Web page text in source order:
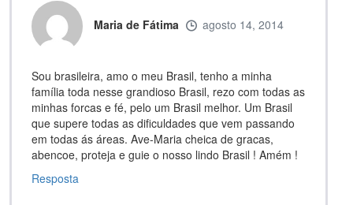
Maria de Fátima agosto 14, 2014
Sou brasileira, amo o meu Brasil, tenho a minha
família toda nesse grandioso Brasil, rezo com todas as
minhas forcas e fé, pelo um Brasil melhor. Um Brasil
que supere todas as dificuldades que vem passando
em todas ás áreas. Ave-Maria cheica de gracas,
abencoe, proteja e guie o nosso lindo Brasil ! Amém !
Resposta